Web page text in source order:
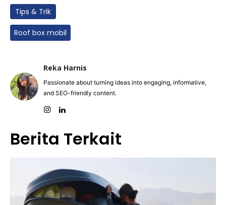
Tips & Trik
Roof box mobil
Reka Harnis
Passionate about turning ideas into engaging, informative,
and SEO-friendly content.
Berita Terkait